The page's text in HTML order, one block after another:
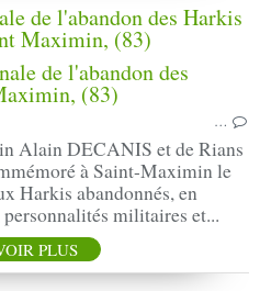
de l'abandon des Harkis
Maximin, (83)
…
Alain DECANIS et de Rians
à Saint-Maximin le
Harkis abandonnés, en
militaires et...
PLUS